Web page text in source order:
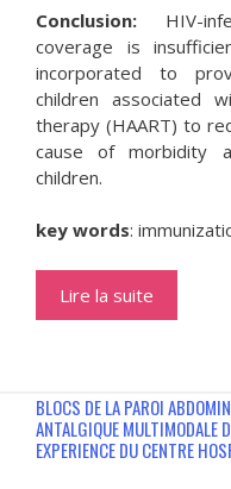
Conclusion: HIV-
coverage is
incorporated to
children associated
therapy (HAART) to
cause of morbidity
children.
key words:
Lire la suite
BLOCS DE LA PAROI
ANTALGIQUE MULTIMODALE
EXPERIENCE DU CENTRE